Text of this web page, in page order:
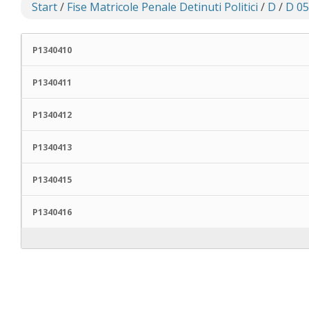
Start/ Fise Matricole Penale Detinuti Politici / D / D
P1340410
P1340411
P1340412
P1340413
P1340415
P1340416